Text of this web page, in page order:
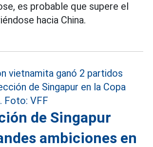
es probable que supere el
hacia China.
de Singapur
ambiciones en